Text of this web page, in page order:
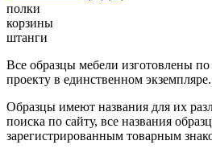
полки
корзины
штанги
Все образцы мебели изготовлены
проекту в единственном экземпляре.
Образцы имеют названия для их
поиска по сайту, все названия
зарегистрированным товарным